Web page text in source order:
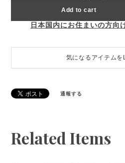
Add to cart
日本国内にお住まいの方向
気になるアイテム
通報する
Related Items